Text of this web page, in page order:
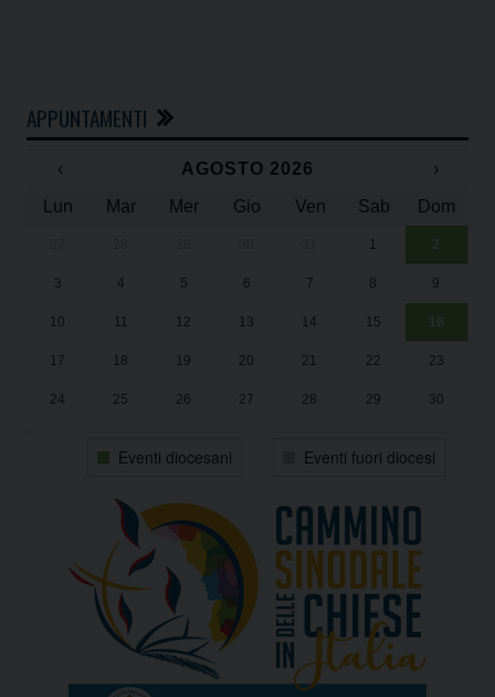
APPUNTAMENTI
‹ AGOSTO 2026
›
Lun
Mar Mer Gio Ven Sab Dom
1 2
3 4 5 6 7 8 9
10 11 12 13 14 15 16
17 18 19 20 21 22 23
24 25 26 27 28 29 30
Eventi diocesani Eventi fuori diocesi